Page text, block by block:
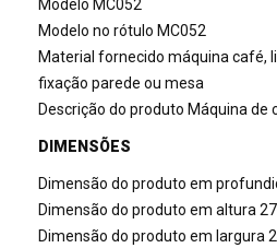
Modelo MC052
Modelo no rótulo MC052
Material fornecido máquina café,
fixação parede ou mesa
Descrição do produto Máquina de
DIMENSÕES
Dimensão do produto em
Dimensão do produto em altura
Dimensão do produto em largura